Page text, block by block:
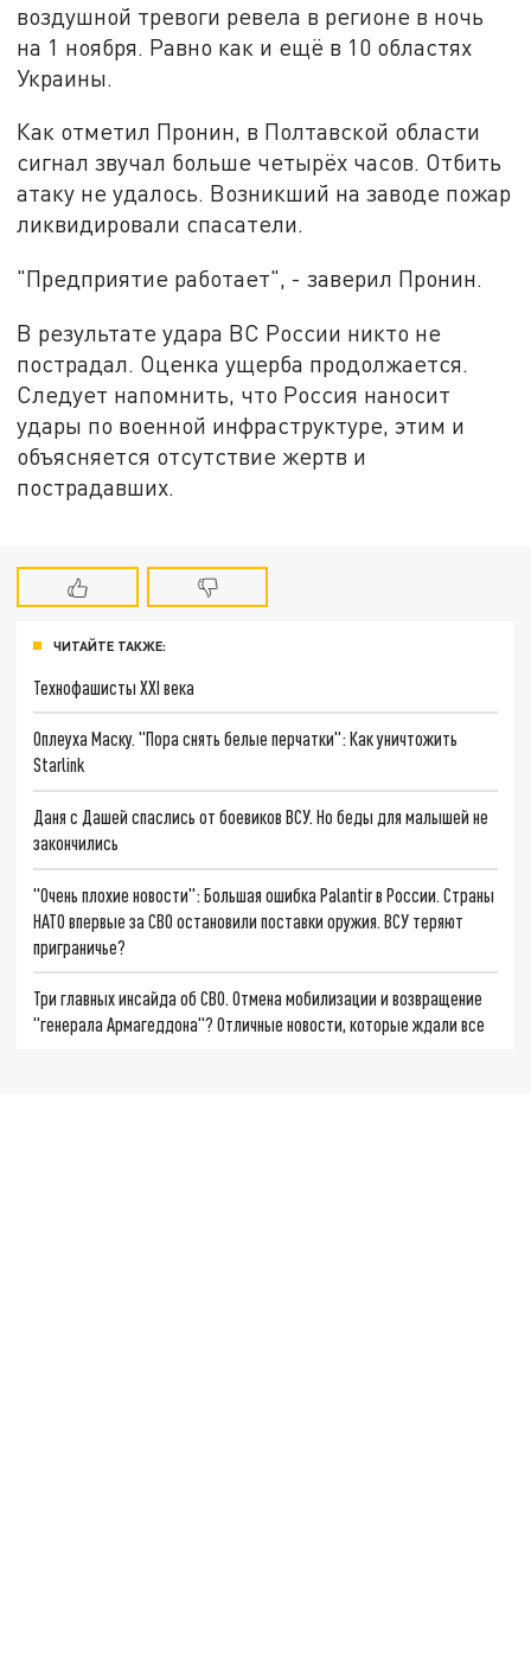
воздушной тревоги ревела в регионе в ночь
на 1 ноября. Равно как и ещё в 10 областях
Украины.
Как отметил Пронин, в Полтавской области
сигнал звучал больше четырёх часов. Отбить
атаку не удалось. Возникший на заводе пожар
ликвидировали спасатели.
"Предприятие работает", - заверил Пронин.
В результате удара ВС России никто не
пострадал. Оценка ущерба продолжается.
Следует напомнить, что Россия наносит
удары по военной инфраструктуре, этим и
объясняется отсутствие жертв и
пострадавших.
ЧИТАЙТЕ ТАКЖЕ:
Технофашисты XXI века
Оплеуха Маску. "Пора снять белые перчатки": Как уничтожить
Starlink
Даня с Дашей спаслись от боевиков ВСУ. Но беды для малышей не
закончились
"Очень плохие новости": Большая ошибка Palantir в России. Страны
НАТО впервые за СВО остановили поставки оружия. ВСУ теряют
приграничье?
Три главных инсайда об СВО. Отмена мобилизации и возвращение
"генерала Армагеддона"? Отличные новости, которые ждали все